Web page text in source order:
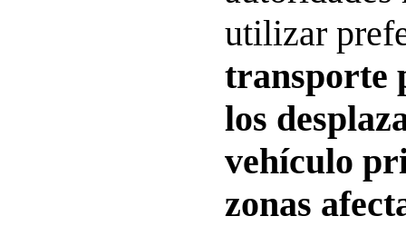
utilizar
transporte
los
vehículo
zonas